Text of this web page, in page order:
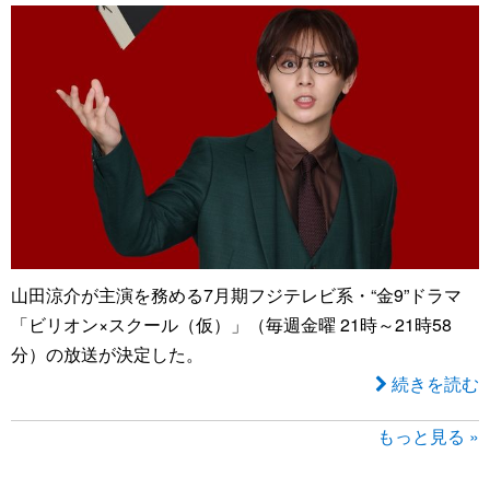
山田涼介が主演を務める7月期フジテレビ系・“金9”ドラマ
「ビリオン×スクール（仮）」（毎週金曜 21時～21時58
分）の放送が決定した。
続きを読む
もっと見る »